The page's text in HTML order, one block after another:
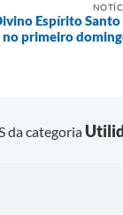
Espírito
primeiro
da categoria